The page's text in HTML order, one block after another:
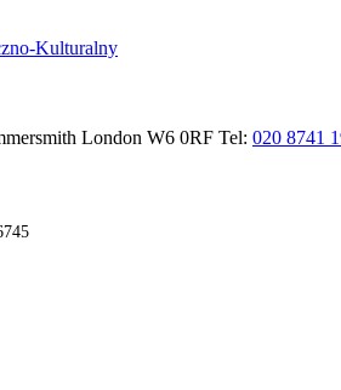
London W6 0RF Tel: 020 8741